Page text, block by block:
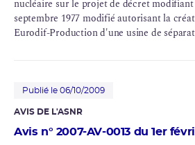
nucléaire sur le projet de décret
septembre 1977 modifié autorisant la
Eurodif-Production d'une usine de
Publié le 06/10/2009
AVIS DE L'ASNR
Avis n° 2007-AV-0013 du 1er